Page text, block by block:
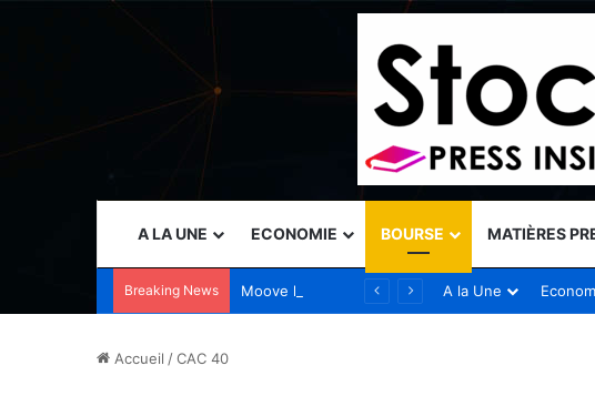
A LA UNE ECONOMIE BOURSE MATIÈRES
Breaking News A la Une
Accueil /CAC 40